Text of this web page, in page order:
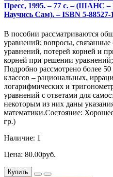
Пресс, 1995. – 77 с. – (ШАНС
Научись Сам). – ISBN 5-88527-
В пособии рассматриваются
уравнений; вопросы, связанные
уравнений, потерей корней и
корней при решении
Подробно рассмотрено более
классов – рациональных,
логарифмических и
уравнений с ответами для
некоторым из них даны
математики.Состояние:
гр.)
Наличие: 1
Цена: 80.00руб.
Купить